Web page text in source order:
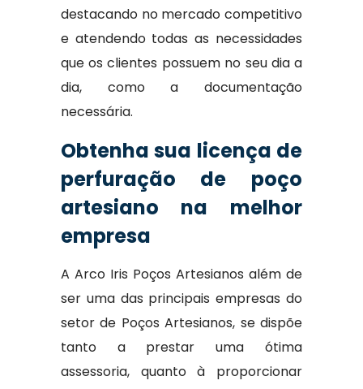
destacando no mercado competitivo
e atendendo todas as necessidades
que os clientes possuem no seu dia a
dia, como a documentação
necessária.
Obtenha sua licença de
perfuração de poço
artesiano na melhor
empresa
A Arco Iris Poços Artesianos além de
ser uma das principais empresas do
setor de Poços Artesianos, se dispõe
tanto a prestar uma ótima
assessoria, quanto à proporcionar